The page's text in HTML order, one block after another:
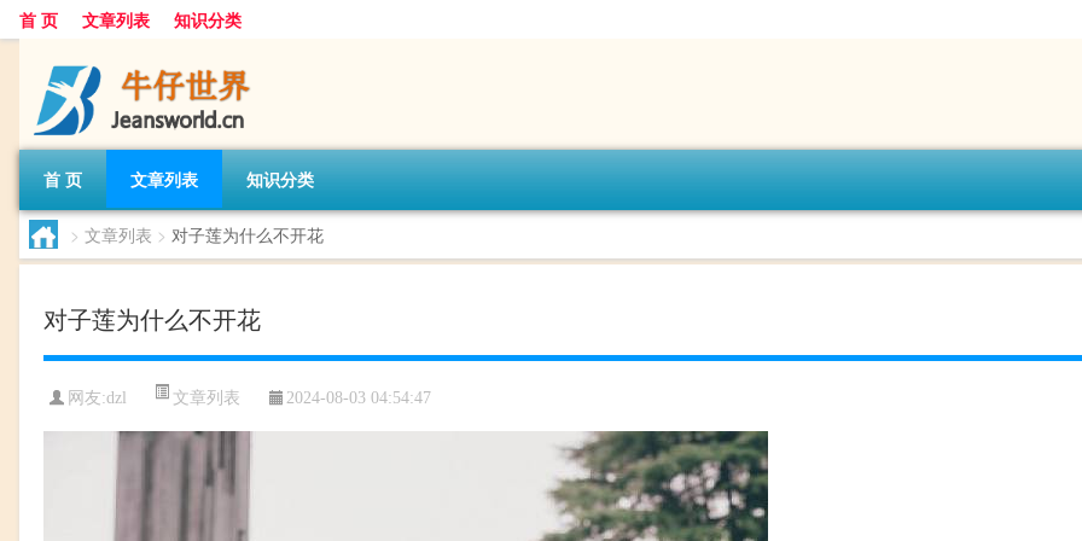
首 页 文章列表 知识分类
首 页 文章列表 知识分类
> 文章列表 > 对子莲为什么不开花
对子莲为什么不开花
网友:dzl 文章列表 2024-08-03 04:54:47